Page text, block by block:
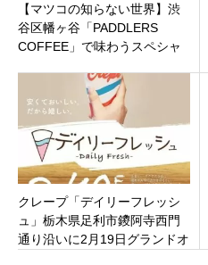
【マツコの知らない世界】渋
谷区幡ヶ谷「PADDLERS
COFFEE」で味わうスペシャ
クレープ「デイリーフレッシ
ュ」栃木県足利市鑁阿寺西門
通り沿いに2月19日グランドオ